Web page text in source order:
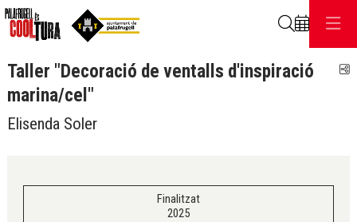
Taller "Decoració de ventalls d'inspiració
marina/cel"
Elisenda Soler
Finalitzat
2025